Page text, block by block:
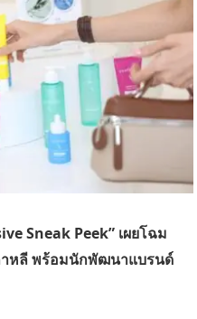
Sneak Peek” เผยโฉม
าหลี พร้อมนักพัฒนาแบรนด์